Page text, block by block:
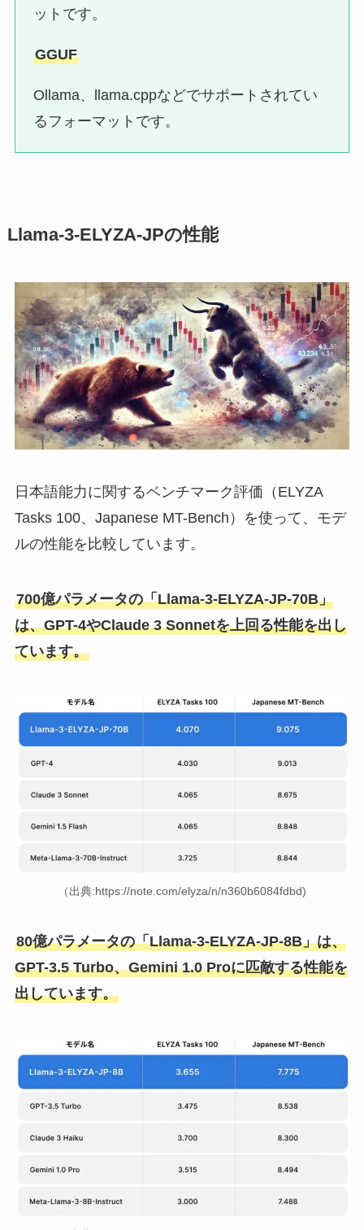
ットです。
GGUF
Ollama、llama.cppなどでサポートされてい
るフォーマットです。
Llama-3-ELYZA-JPの性能
日本語能力に関するベンチマーク評価（ELYZA
Tasks 100、Japanese MT-Bench）を使って、モデ
ルの性能を比較しています。
700億パラメータの「Llama-3-ELYZA-JP-70B」
は、GPT-4やClaude 3 Sonnetを上回る性能を出し
ています。
（出典:https://note.com/elyza/n/n360b6084fdbd)
80億パラメータの「Llama-3-ELYZA-JP-8B」は、
GPT-3.5 Turbo、Gemini 1.0 Proに匹敵する性能を
出しています。